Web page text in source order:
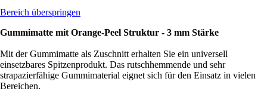
Bereich überspringen
Gummimatte mit Orange-Peel Struktur - 3 mm Stärke
Mit der Gummimatte als Zuschnitt erhalten Sie ein universell
einsetzbares Spitzenprodukt. Das rutschhemmende und sehr
strapazierfähige Gummimaterial eignet sich für den Einsatz in vielen
Bereichen.